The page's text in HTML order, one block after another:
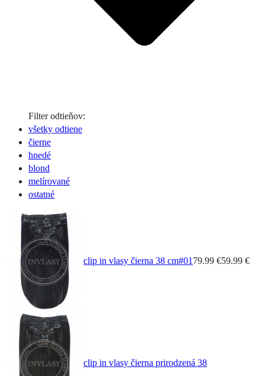
Filter odtieňov:
všetky odtiene
čierne
hnedé
blond
melírované
ostatné
clip in vlasy čierna 38 cm#01 79.99 €59.99 €
clip in vlasy čierna prirodzená 38